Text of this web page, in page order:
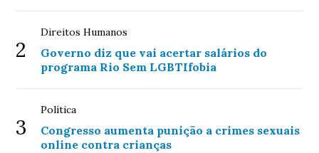
2
Direitos Humanos
Governo diz que vai acertar salários do
programa Rio Sem LGBTIfobia
3
Política
Congresso aumenta punição a crimes sexuais
online contra crianças